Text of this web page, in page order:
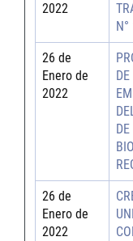
2022
26 de
Enero de
2022
26 de
Enero de
2022